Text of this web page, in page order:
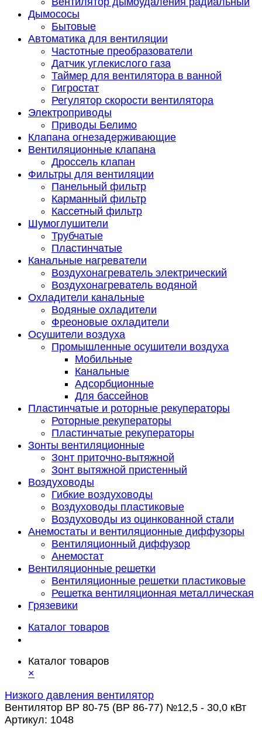
Дымососы
Бытовые
Автоматика для вентиляции
Частотные преобразователи
Датчик углекислого газа
Таймер для вентилятора в ванной
Гигростат
Регулятор скорости вентилятора
Электроприводы
Приводы Белимо
Клапана огнезадерживающие
Вентиляционные клапана
Дроссель клапан
Фильтры для вентиляции
Панельный фильтр
Карманный фильтр
Кассетный фильтр
Шумоглушители
Трубчатые
Пластинчатые
Канальные нагреватели
Воздухонагреватель электрический
Воздухонагреватель водяной
Охладители канальные
Водяные охладители
Фреоновые охладители
Осушители воздуха
Промышленные осушители воздуха
Мобильные
Канальные
Адсорбционные
Для бассейнов
Пластинчатые и роторные рекуператоры
Роторные рекуператоры
Пластинчатые рекуператоры
Зонты вентиляционные
Зонт приточно-вытяжной
Зонт вытяжной пристенный
Воздуховоды
Гибкие воздуховоды
Воздуховоды пластиковые
Воздуховоды из оцинкованной стали
Анемостаты и вентиляционные диффузоры
Вентиляционный диффузор
Анемостат
Вентиляционные решетки
Вентиляционные решетки пластиковые
Решетка вентиляционная металлическая
Грязевики
Каталог товаров
Каталог товаров
×
Низкого давления вентилятор
Вентилятор ВР 80-75 (ВР 86-77) №12,5 - 30,0 кВт
Артикул: 1048